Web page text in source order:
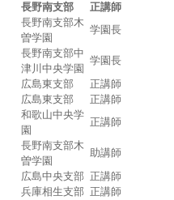
長野南支部
正講師
長野南支部木
曽学園
学園長
長野南支部中
津川中央学園
学園長
広島東支部
正講師
広島東支部
正講師
和歌山中央学
園
正講師
長野南支部木
曽学園
助講師
広島中央支部 正講師
兵庫相生支部 正講師